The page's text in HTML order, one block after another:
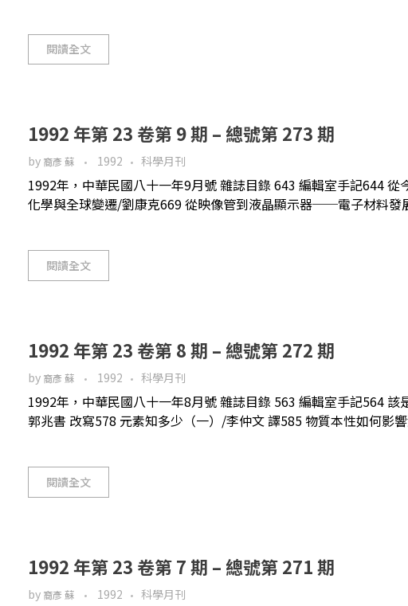
閱讀全文
1992 年第 23 卷第 9 期 – 總號第 273 期
by 裔彥 蘇 1992 科學月刊
1992年，中華民國八十一年9月號 雜誌目錄 643 編輯室手記644
化學與全球變遷/劉康克669 從映像管到液晶顯示器──電子材料發
閱讀全文
1992 年第 23 卷第 8 期 – 總號第 272 期
by 裔彥 蘇 1992 科學月刊
1992年，中華民國八十一年8月號 雜誌目錄 563 編輯室手記564
郭兆書 改寫578 元素知多少（一）/李仲文 譯585 物質本性如何影
閱讀全文
1992 年第 23 卷第 7 期 – 總號第 271 期
by 裔彥 蘇 1992 科學月刊